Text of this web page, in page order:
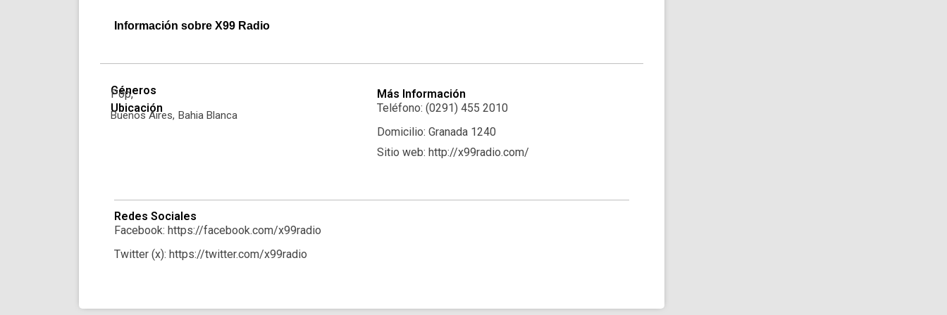
Información sobre X99 Radio
Géneros
Pop,
Ubicación
Buenos Aires, Bahia Blanca
Más Información
Teléfono: (0291) 455 2010
Domicilio: Granada 1240
Sitio web: http://x99radio.com/
Redes Sociales
Facebook: https://facebook.com/x99radio
Twitter (x): https://twitter.com/x99radio